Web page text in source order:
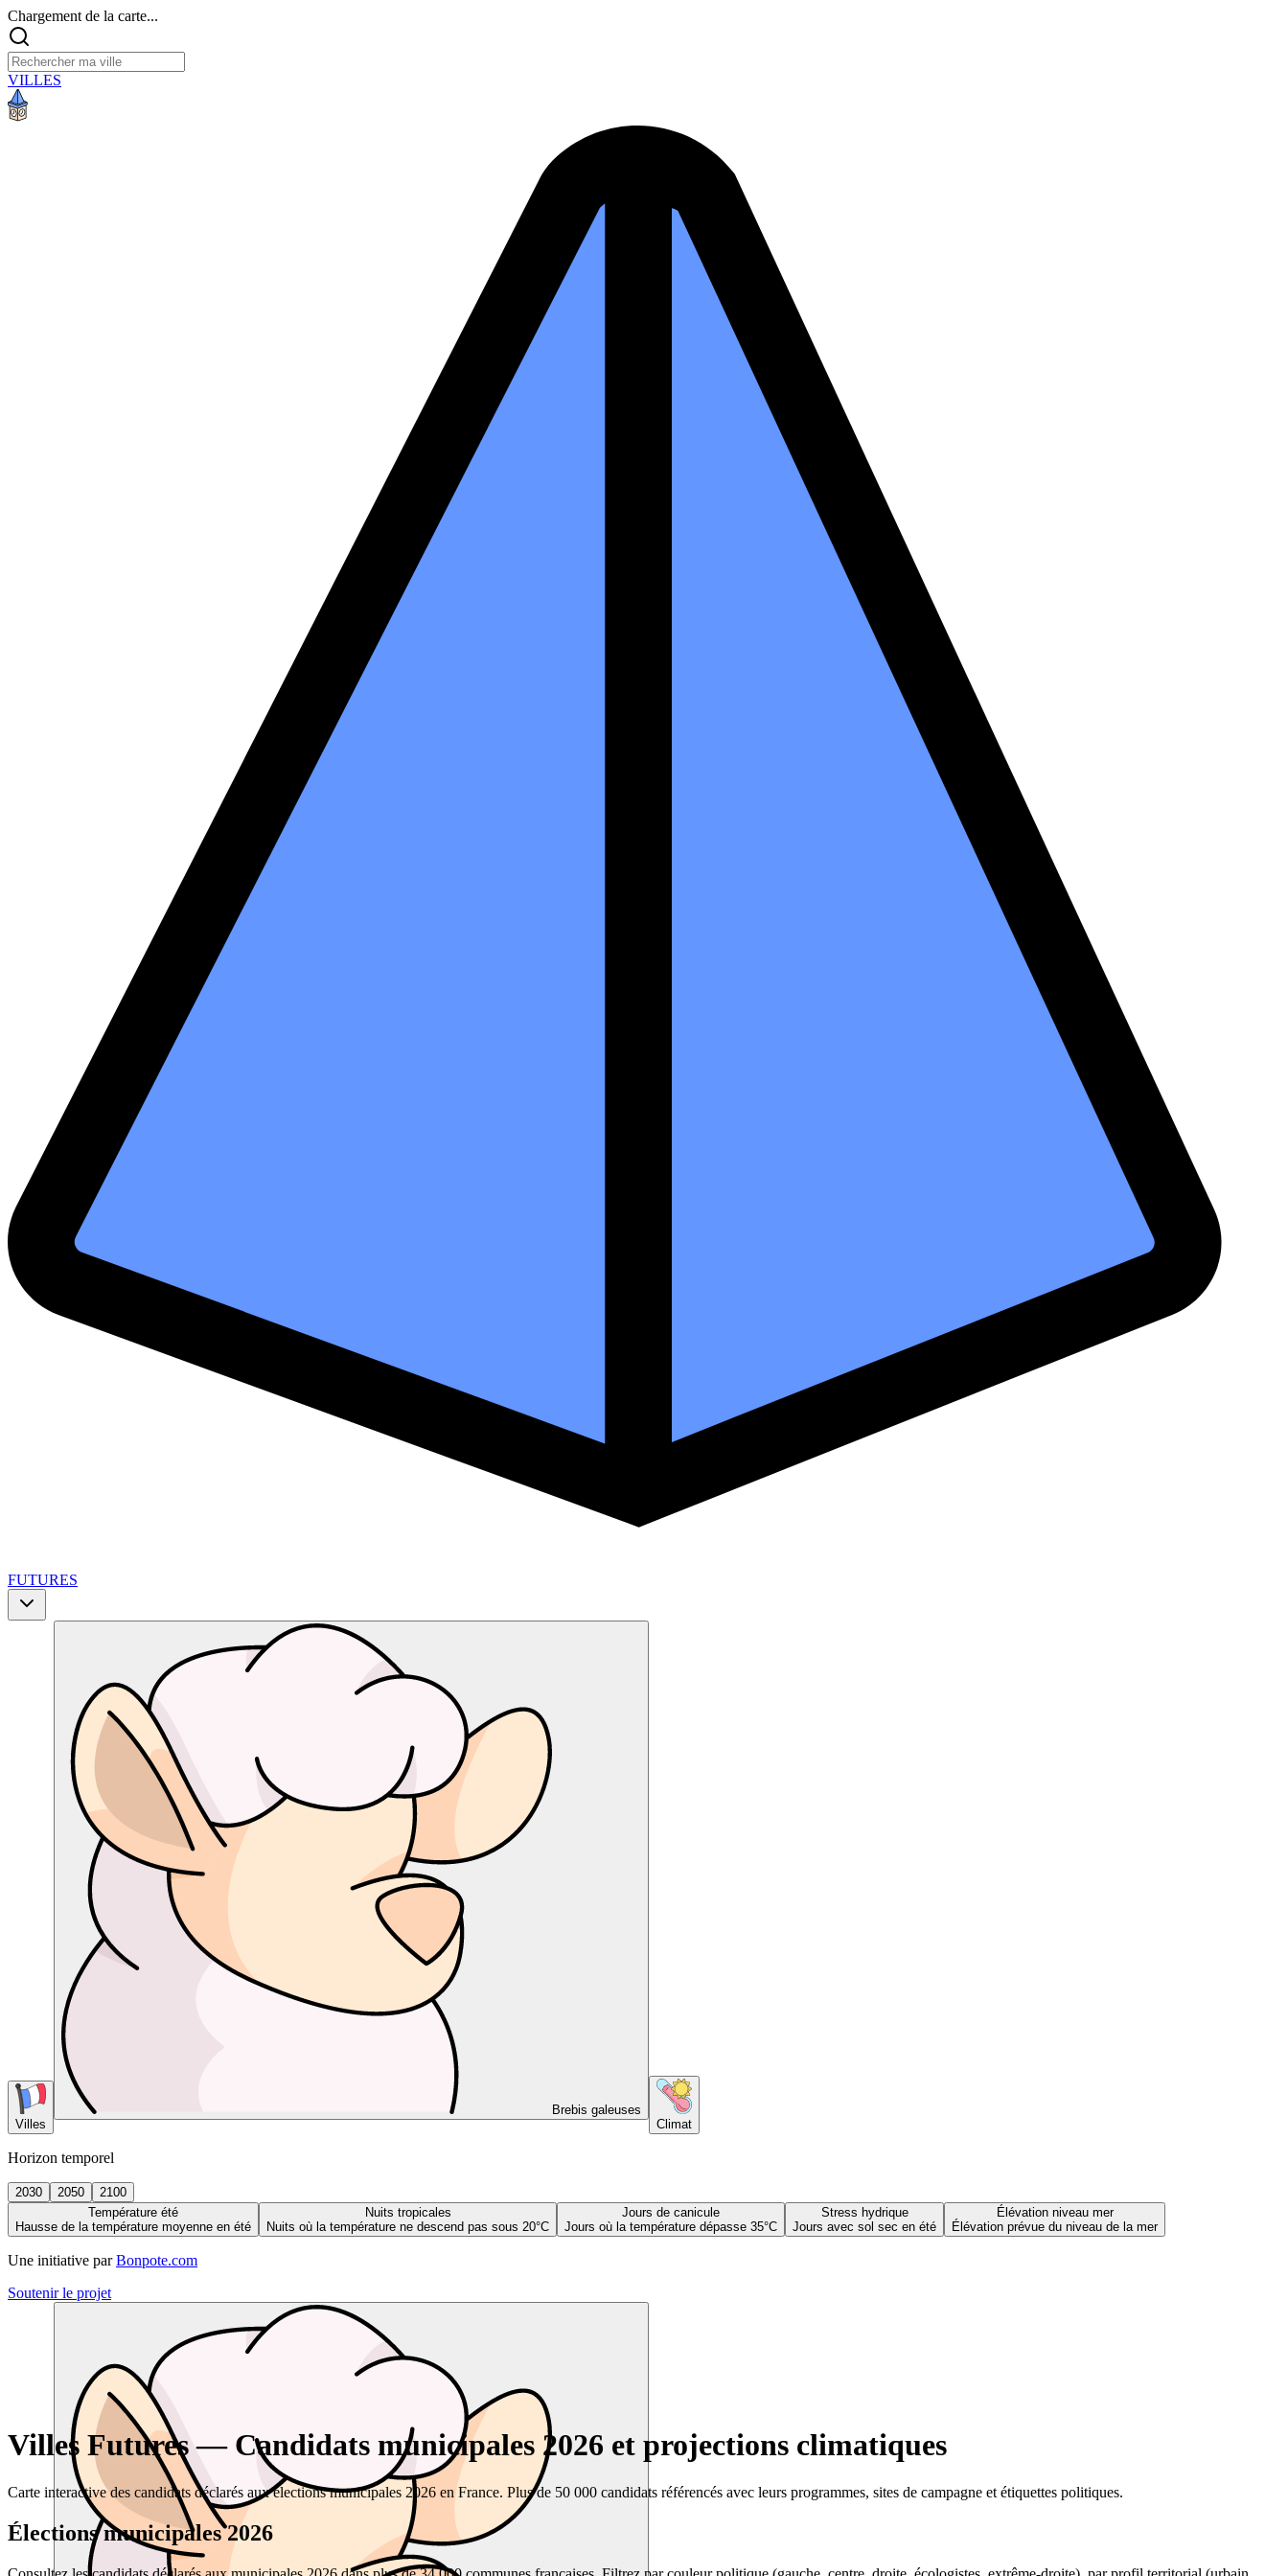
Chargement de la carte...
VILLES
FUTURES
Villes
Brebis galeuses
Climat
Horizon temporel
2030 2050
2100
Température été
Hausse de la température moyenne en été
Nuits tropicales
Nuits où la température ne descend pas sous 20°C
Jours de canicule
Jours où la température dépasse 35°C
Stress hydrique
Jours avec sol sec en été
Élévation niveau mer
Élévation prévue du niveau de la mer
Une initiative par Bonpote.com
Soutenir le projet
Villes Futures — Candidats municipales 2026 et projections climatiques
Carte interactive des candidats déclarés aux élections municipales 2026 en France. Plus de 50 000 candidats référencés avec leurs programmes, sites de campagne et étiquettes politiques.
Élections municipales 2026